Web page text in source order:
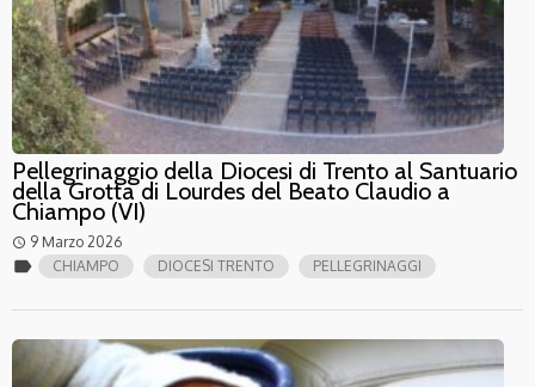
Pellegrinaggio della Diocesi di Trento al Santuario
della Grotta di Lourdes del Beato Claudio a
Chiampo (VI)
access_time 9 Marzo 2026
label CHIAMPO DIOCESI TRENTO PELLEGRINAGGI